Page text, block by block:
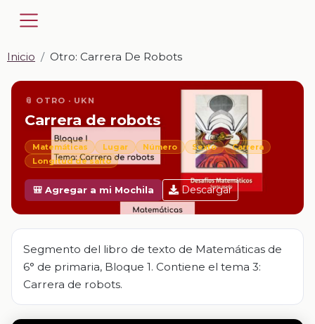
Inicio Otro: Carrera De Robots
📎 OTRO · UKN
Carrera de robots
Matemáticas Lugar Número Sexto
Carrera
Longitud de salto
🎒 Agregar a mi Mochila Descargar
Segmento del libro de texto de Matemáticas de
6° de primaria, Bloque 1. Contiene el tema 3:
Carrera de robots.